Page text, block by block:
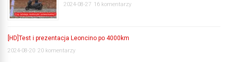
2024-08-27 16 komentarzy
[HD]Test i prezentacja Leoncino po 4000km
2024-08-20 20 komentarzy